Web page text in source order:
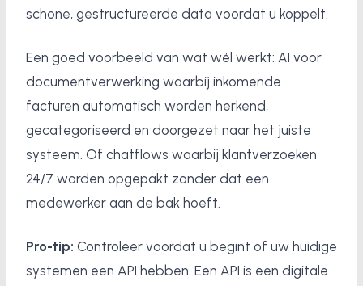
schone, gestructureerde data voordat u koppelt.
Een goed voorbeeld van wat wél werkt: AI voor
documentverwerking waarbij inkomende
facturen automatisch worden herkend,
gecategoriseerd en doorgezet naar het juiste
systeem. Of chatflows waarbij klantverzoeken
24/7 worden opgepakt zonder dat een
medewerker aan de bak hoeft.
Pro-tip: Controleer voordat u begint of uw huidige
systemen een API hebben. Een API is een digitale